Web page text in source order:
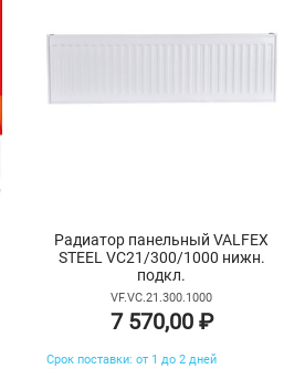
Радиатор панельный VALFEX
STEEL VC21/300/1000 нижн.
подкл.
VF.VC.21.300.1000
7 570,00 ₽
Срок поставки: от 1 до 2 дней